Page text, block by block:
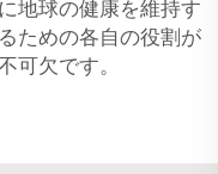
に地球の健康を維持す
るための各自の役割が
可欠です。